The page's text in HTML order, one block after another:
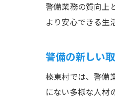
警備業務の質向上
より安心できる生
警備の新しい
榛東村では、警備
にない多様な人材